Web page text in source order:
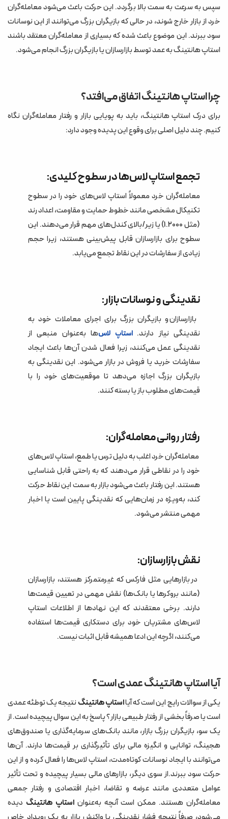
سپس به سرعت به سمت بالا برگردد. این حرکت باعث می‌شود معامله‌گران
خرد از بازار خارج شوند، در حالی که بازیگران بزرگ می‌توانند از این نوسانات
سود ببرند. این موضوع باعث شده که بسیاری از معامله‌گران معتقد باشند
استاپ هانتینگ به عمد توسط بازارسازان یا بازیگران بزرگ انجام می‌شود.
چرا استاپ هانتینگ اتفاق می‌افتد؟
برای درک استاپ هانتینگ، باید به پویایی بازار و رفتار معامله‌گران نگاه
کنیم. چند دلیل اصلی برای وقوع این پدیده وجود دارد:
تجمع استاپ لاس‌ها در سطوح کلیدی:
معامله‌گران خرد معمولاً استاپ لاس‌های خود را در سطوح
تکنیکال مشخصی مانند خطوط حمایت و مقاومت، اعداد رند
(مثل 1.2000) یا زیر/بالای کندل‌های مهم قرار می‌دهند. این
سطوح برای بازارسازان قابل پیش‌بینی هستند، زیرا حجم
زیادی از سفارشات در این نقاط تجمع می‌یابد.
نقدینگی و نوسانات بازار:
بازارسازان و بازیگران بزرگ برای اجرای معاملات خود به
نقدینگی نیاز دارند. استاپ لاس‌ها به‌عنوان منبعی از
نقدینگی عمل می‌کنند، زیرا فعال شدن آن‌ها باعث ایجاد
سفارشات خرید یا فروش در بازار می‌شود. این نقدینگی به
بازیگران بزرگ اجازه می‌دهد تا موقعیت‌های خود را با
قیمت‌های مطلوب باز یا بسته کنند.
رفتار روانی معامله‌گران:
معامله‌گران خرد اغلب به دلیل ترس یا طمع، استاپ لاس‌های
خود را در نقاطی قرار می‌دهند که به راحتی قابل شناسایی
هستند. این رفتار باعث می‌شود بازار به سمت این نقاط حرکت
کند، به‌ویژه در زمان‌هایی که نقدینگی پایین است یا اخبار
مهمی منتشر می‌شود.
نقش بازارسازان:
در بازارهایی مثل فارکس که غیرمتمرکز هستند، بازارسازان
(مانند بروکرها یا بانک‌ها) نقش مهمی در تعیین قیمت‌ها
دارند. برخی معتقدند که این نهادها از اطلاعات استاپ
لاس‌های مشتریان خود برای دستکاری قیمت‌ها استفاده
می‌کنند، اگرچه این ادعا همیشه قابل اثبات نیست.
آیا استاپ هانتینگ عمدی است؟
یکی از سوالات رایج این است که آیااستاپ هانتینگ نتیجه یک توطئه عمدی
است یا صرفاً بخشی از رفتار طبیعی بازار؟ پاسخ به این سوال پیچیده است. از
یک سو، بازیگران بزرگ بازار، مانند بانک‌های سرمایه‌گذاری یا صندوق‌های
هجینگ، توانایی و انگیزه مالی برای تأثیرگذاری بر قیمت‌ها دارند. آن‌ها
می‌توانند با ایجاد نوسانات کوتاه‌مدت، استاپ لاس‌ها را فعال کرده و از این
حرکت سود ببرند.از سوی دیگر، بازارهای مالی بسیار پیچیده و تحت تأثیر
عوامل متعددی مانند عرضه و تقاضا، اخبار اقتصادی و رفتار جمعی
معامله‌گران هستند. ممکن است آنچه به‌عنواناستاپ هانتینگ دیده